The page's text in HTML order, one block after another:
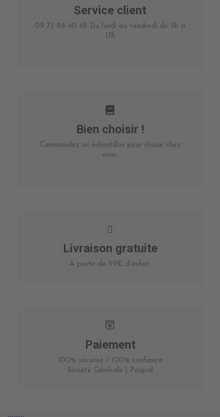
Service client
09 73 88 40 48 Du lundi au vendredi de 9h à
17h
Bien choisir !
Commandez un échantillon pour choisir chez
vous.
Livraison gratuite
A partir de 99€ d’achat.
Paiement
100% sécurisé / 100% confiance
Société Générale | Paypal